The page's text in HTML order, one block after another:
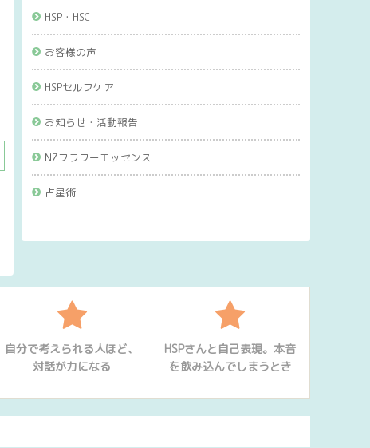
HSP・HSC
お客様の声
HSPセルフケア
お知らせ・活動報告
NZフラワーエッセンス
占星術
自分で考えられる人ほど、
対話が力になる
HSPさんと自己表現。本音
を飲み込んでしまうとき